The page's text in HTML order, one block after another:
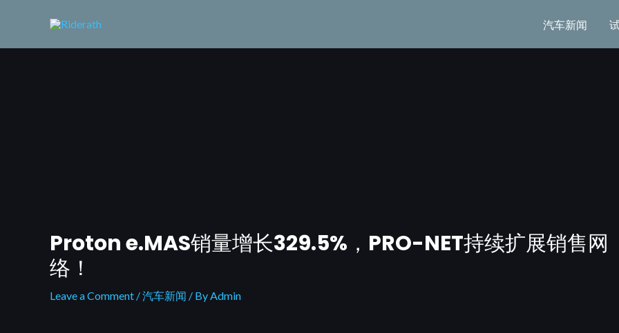
content
汽车新闻
Proton e.MAS销量增长329.5%，PRO-NET持续扩展销售网
络！
Leave a Comment /汽车新闻 / ByAdmin
Post
navigation